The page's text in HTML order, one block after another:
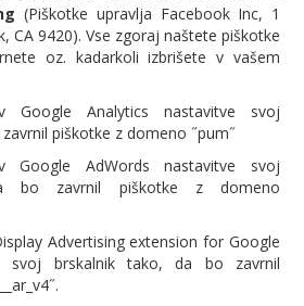
(Piškotke upravlja Facebook Inc, 1
CA 9420). Vse zgoraj naštete piškotke
oz. kadarkoli izbrišete v vašem
Google Analytics nastavitve svoj
piškotke z domeno ˝pum˝
Google AdWords nastavitve svoj
bo zavrnil piškotke z domeno
Advertising extension for Google
svoj brskalnik tako, da bo zavrnil